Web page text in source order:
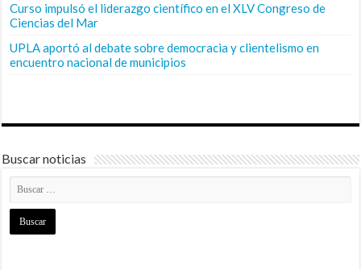
Curso impulsó el liderazgo científico en el XLV Congreso de
Ciencias del Mar
UPLA aportó al debate sobre democracia y clientelismo en
encuentro nacional de municipios
Buscar noticias